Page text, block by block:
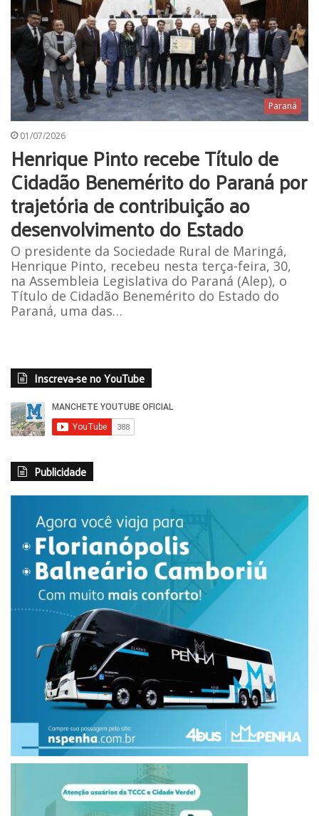
Paraná
01/07/2026
Henrique Pinto recebe Título de
Cidadão Benemérito do Paraná por
trajetória de contribuição ao
desenvolvimento do Estado
O presidente da Sociedade Rural de Maringá,
Henrique Pinto, recebeu nesta terça-feira, 30,
na Assembleia Legislativa do Paraná (Alep), o
Título de Cidadão Benemérito do Estado do
Paraná, uma das…
Inscreva-se no YouTube
Publicidade